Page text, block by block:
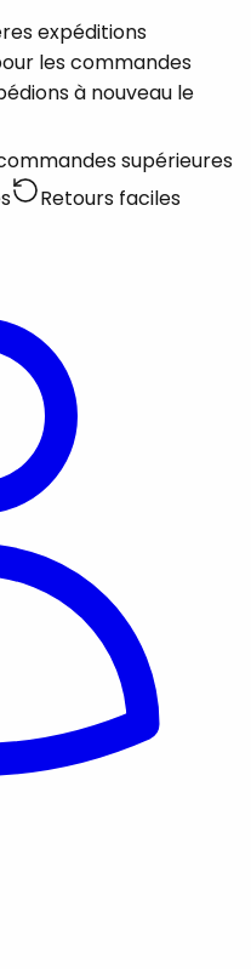
expéditions
les commandes
à nouveau le
supérieures
Retours faciles